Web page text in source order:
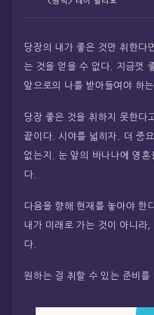
당장의 내가 좋은 것만 취한다
는 것을 얻을 수 없다. 지금껏
앞으로의 나를 받아들여야 하
당장 좋은 것을 취하지 못한다
끝이다. 시야를 넓히자. 더 중
없는지. 눈 앞의 바나나에 영혼
다.
다음을 향해 현재를 놓아야 한
내가 미래로 가는 것이 아니라
다.
원하는 걸 취할 수 있는 준비를